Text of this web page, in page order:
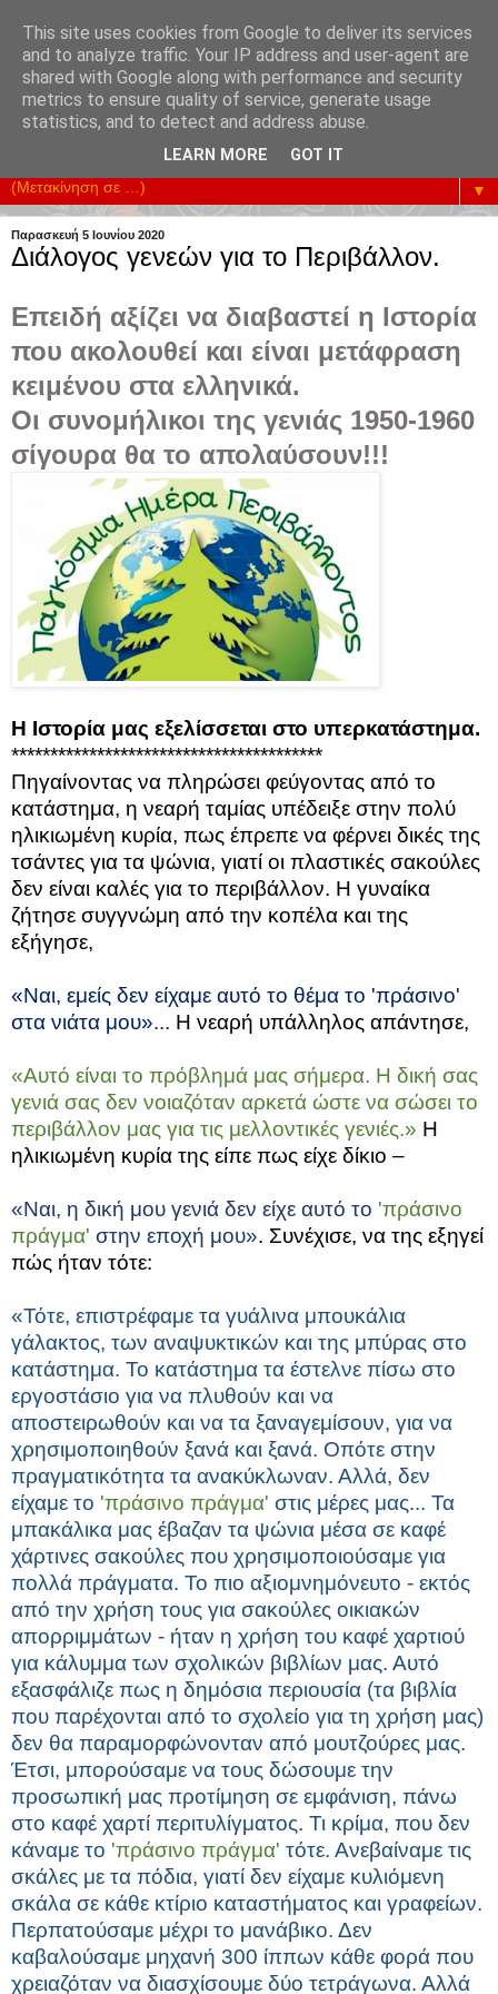
Υπηρετούμε την Επικοινωνία της Κοινωνίας. Ενισχύουμε
κάθε Προσπάθεια Οικονομικής Ανάπτυξης.
▼
Παρασκευή 5 Ιουνίου 2020
Διάλογος γενεών για το Περιβάλλον.
Επειδή αξίζει να διαβαστεί η Ιστορία
που ακολουθεί και είναι μετάφραση
κειμένου στα ελληνικά.
Οι συνομήλικοι της γενιάς 1950-1960
σίγουρα θα το απολαύσουν!!!
Η Ιστορία μας εξελίσσεται στο υπερκατάστημα.
****************************************
Πηγαίνοντας να πληρώσει φεύγοντας από το
κατάστημα, η νεαρή ταμίας υπέδειξε στην πολύ
ηλικιωμένη κυρία, πως έπρεπε να φέρνει δικές της
τσάντες για τα ψώνια, γιατί οι πλαστικές σακούλες
δεν είναι καλές για το περιβάλλον. Η γυναίκα
ζήτησε συγγνώμη από την κοπέλα και της
εξήγησε,
«Ναι, εμείς δεν είχαμε αυτό το θέμα το 'πράσινο'
στα νιάτα μου»... Η νεαρή υπάλληλος απάντησε,
«Αυτό είναι το πρόβλημά μας σήμερα. Η δική σας
γενιά σας δεν νοιαζόταν αρκετά ώστε να σώσει το
περιβάλλον μας για τις μελλοντικές γενιές.» Η
ηλικιωμένη κυρία της είπε πως είχε δίκιο –
«Ναι, η δική μου γενιά δεν είχε αυτό το 'πράσινο
πράγμα' στην εποχή μου». Συνέχισε, να της εξηγεί
πώς ήταν τότε:
«Τότε, επιστρέφαμε τα γυάλινα μπουκάλια
γάλακτος, των αναψυκτικών και της μπύρας στο
κατάστημα. Το κατάστημα τα έστελνε πίσω στο
εργοστάσιο για να πλυθούν και να
αποστειρωθούν και να τα ξαναγεμίσουν, για να
χρησιμοποιηθούν ξανά και ξανά. Οπότε στην
πραγματικότητα τα ανακύκλωναν. Αλλά, δεν
είχαμε το 'πράσινο πράγμα' στις μέρες μας... Τα
μπακάλικα μας έβαζαν τα ψώνια μέσα σε καφέ
χάρτινες σακούλες που χρησιμοποιούσαμε για
πολλά πράγματα. Το πιο αξιομνημόνευτο - εκτός
από την χρήση τους για σακούλες οικιακών
απορριμμάτων - ήταν η χρήση του καφέ χαρτιού
για κάλυμμα των σχολικών βιβλίων μας. Αυτό
εξασφάλιζε πως η δημόσια περιουσία (τα βιβλία
που παρέχονται από το σχολείο για τη χρήση μας)
δεν θα παραμορφώνονταν από μουτζούρες μας.
Έτσι, μπορούσαμε να τους δώσουμε την
προσωπική μας προτίμηση σε εμφάνιση, πάνω
στο καφέ χαρτί περιτυλίγματος. Τι κρίμα, που δεν
κάναμε το 'πράσινο πράγμα' τότε. Ανεβαίναμε τις
σκάλες με τα πόδια, γιατί δεν είχαμε κυλιόμενη
σκάλα σε κάθε κτίριο καταστήματος και γραφείων.
Περπατούσαμε μέχρι το μανάβικο. Δεν
καβαλούσαμε μηχανή 300 ίππων κάθε φορά που
χρειαζόταν να διασχίσουμε δύο τετράγωνα. Αλλά
This site uses cookies from Google to deliver its services
and to analyze traffic. Your IP address and user-agent are
shared with Google along with performance and security
metrics to ensure quality of service, generate usage
statistics, and to detect and address abuse.
LEARN MORE GOT IT